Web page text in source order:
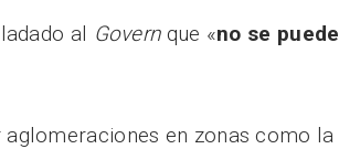
al Governque «no se
en zonas como la